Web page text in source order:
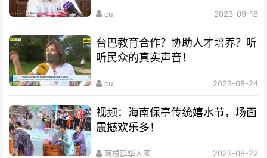
cui 2023-09-18
台巴教育合作？协助人才培养？听
听民众的真实声音！
cui 2023-08-24
视频：海南保亭传统嬉水节，场面
震撼欢乐多！
阿根廷华人网 2023-08-22